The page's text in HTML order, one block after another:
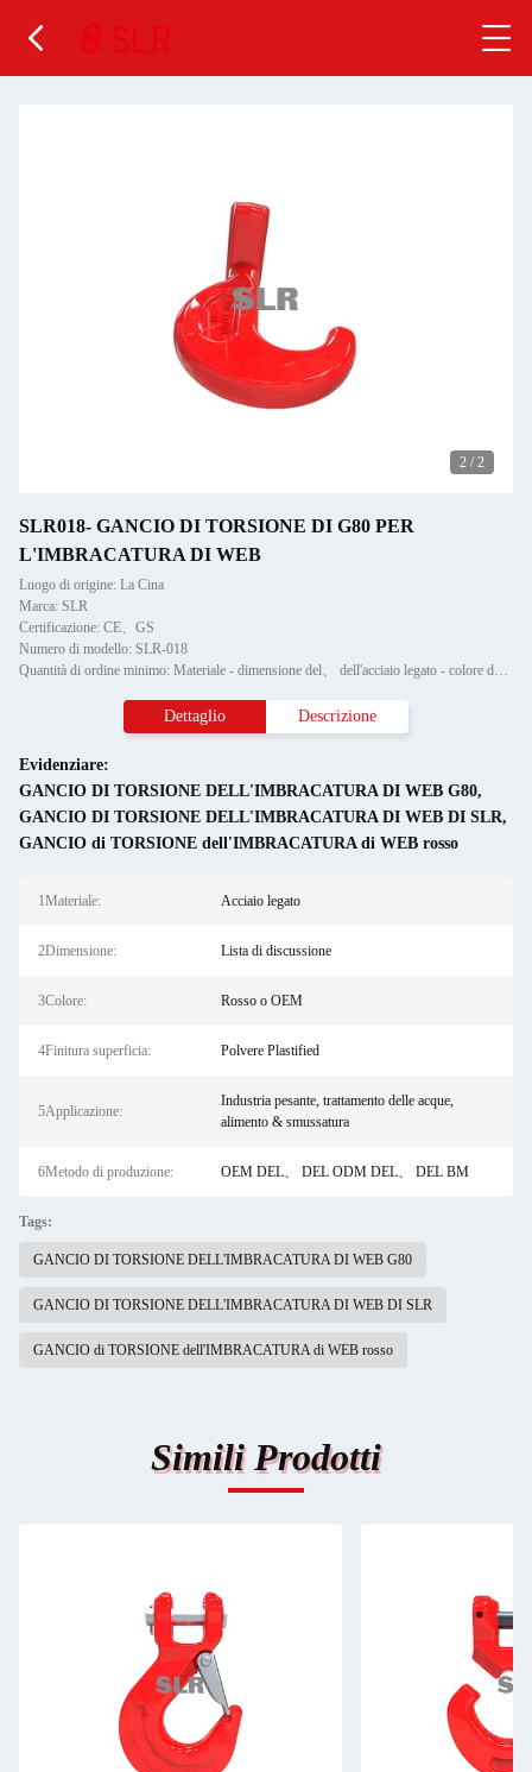
2 / 2
SLR018- GANCIO DI TORSIONE DI G80 PER
L'IMBRACATURA DI WEB
Luogo di origine: La Cina
Marca: SLR
Certificazione: CE、GS
Numero di modello: SLR-018
Quantità di ordine minimo: Materiale - dimensione del、 dell'acciaio legato - colore del、 della lista di discussione - rosso o f
Dettaglio Descrizione
Evidenziare:
GANCIO DI TORSIONE DELL'IMBRACATURA DI WEB G80,
GANCIO DI TORSIONE DELL'IMBRACATURA DI WEB DI SLR,
GANCIO di TORSIONE dell'IMBRACATURA di WEB rosso
1Materiale: Acciaio legato
2Dimensione: Lista di discussione
3Colore: Rosso o OEM
4Finitura superficia: Polvere Plastified
5Applicazione:
Industria pesante, trattamento delle acque,
alimento & smussatura
6Metodo di produzione: OEM DEL、 DEL ODM DEL、 DEL BM
Tags:
GANCIO DI TORSIONE DELL'IMBRACATURA DI WEB G80
GANCIO DI TORSIONE DELL'IMBRACATURA DI WEB DI SLR
GANCIO di TORSIONE dell'IMBRACATURA di WEB rosso
Simili Prodotti